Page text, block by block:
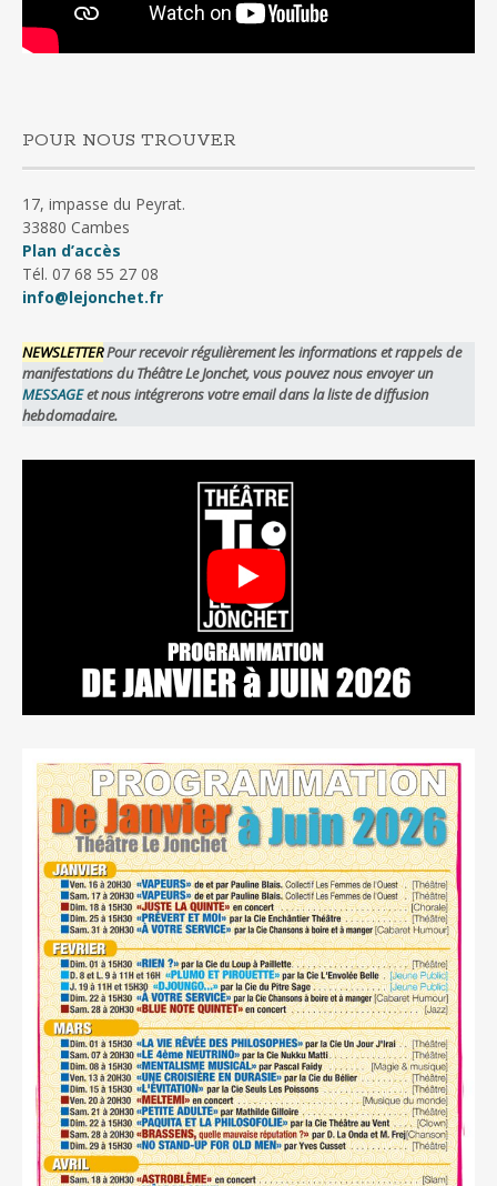
POUR NOUS TROUVER
17, impasse du Peyrat.
33880 Cambes
Plan d’accès
Tél. 07 68 55 27 08
info@lejonchet.fr
NEWSLETTERPour recevoir régulièrement les informations et rappels de
manifestations du Théâtre Le Jonchet, vous pouvez nous envoyer un
MESSAGEet nous intégrerons votre email dans la liste de diffusion
hebdomadaire.